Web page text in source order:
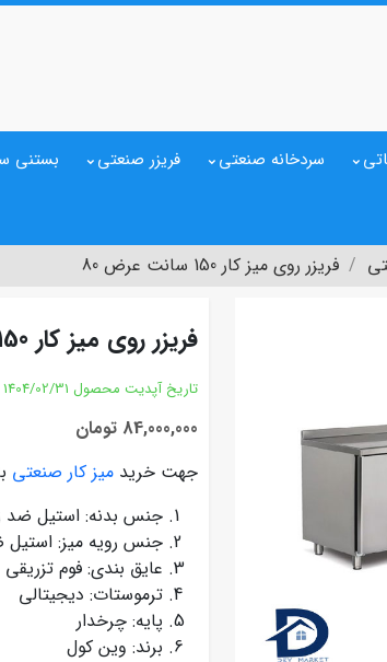
سردخانه صنعتی فریزر صنعتی بستنی
فریزر روی میز کار 150 سانت عرض 80
فریزر روی میز کار 150 سانت عرض 80
تاریخ آپدیت محصول 1404/02/31
84,000,000 تومان
جهت خرید میز کار صنعتی
جنس بدنه: استیل ضد
جنس رویه میز:
عایق بندی: فوم تزریقی
ترموستات: دیجیتالی
پایه: چرخدار
برند: وین کول